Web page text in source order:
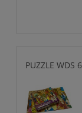
PUZZLE WDS